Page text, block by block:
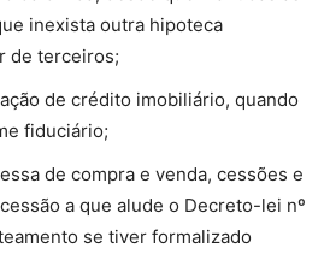
inexista outra hipoteca
de terceiros;
de crédito imobiliário, quando
fiduciário;
de compra e venda, cessões e
a que alude o Decreto-lei nº
se tiver formalizado